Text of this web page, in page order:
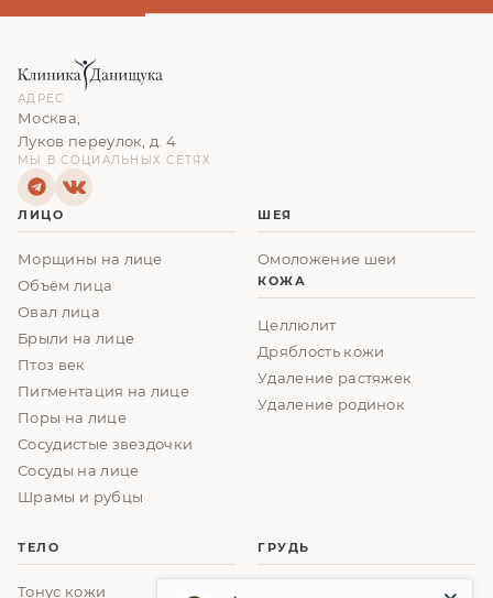
АДРЕС
Москва,
Луков переулок, д. 4
МЫ В СОЦИАЛЬНЫХ СЕТЯХ
ЛИЦО
Морщины на лице
Объём лица
Овал лица
Брыли на лице
Птоз век
Пигментация на лице
Поры на лице
Сосудистые звездочки
Сосуды на лице
Шрамы и рубцы
ШЕЯ
Омоложение шеи
КОЖА
Целлюлит
Дряблость кожи
Удаление растяжек
Удаление родинок
ТЕЛО
Тонус кожи
ГРУДЬ